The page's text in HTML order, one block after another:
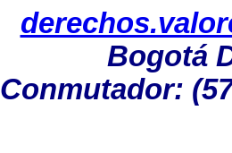
Bogotá
Conmutador: